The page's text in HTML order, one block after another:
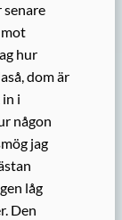
senare
mot
hur
dom är
i
någon
jag
låg
Den